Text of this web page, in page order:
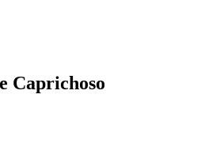
Caprichoso